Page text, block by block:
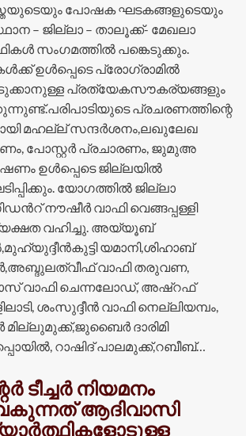
പോഷക ഘടകങ്ങളുടെയും
– ജില്ലാ – താലൂക്ക്- മേഖലാ
സംഗമത്തിൽ പങ്കെടുക്കും.
ഉൾപ്പെടെ പ്രോഗ്രാമിൽ
പ്രത്യേകസൗകര്യങ്ങളും
പ്രചരണത്തിന്റെ
മഹല്ല് സന്ദർശനം,ലഖുലേഖ
പോസ്റ്റർ പ്രചാരണം, ജുമുഅ
ഉൾപ്പെടെ ജില്ലയിൽ
യോഗത്തിൽ ജില്ലാ
നൗഷീർ വാഫി വെങ്ങപ്പള്ളി
വഹിച്ചു. അയ്യൂബ്
യമാനി,ശിഹാബ്
വാഫി തരുവണ,
വാഫി ചെന്നലോഡ്, അഷ്റഫ്
ശംസുദ്ദീൻ വാഫി നെല്ലിയമ്പം,
മില്ലുമുക്ക്,ജുബൈർ ദാരിമി
റാഷിദ് പാലമുക്ക്,റബീബ്…
ടീച്ചർ നിയമനം
ആദിവാസി